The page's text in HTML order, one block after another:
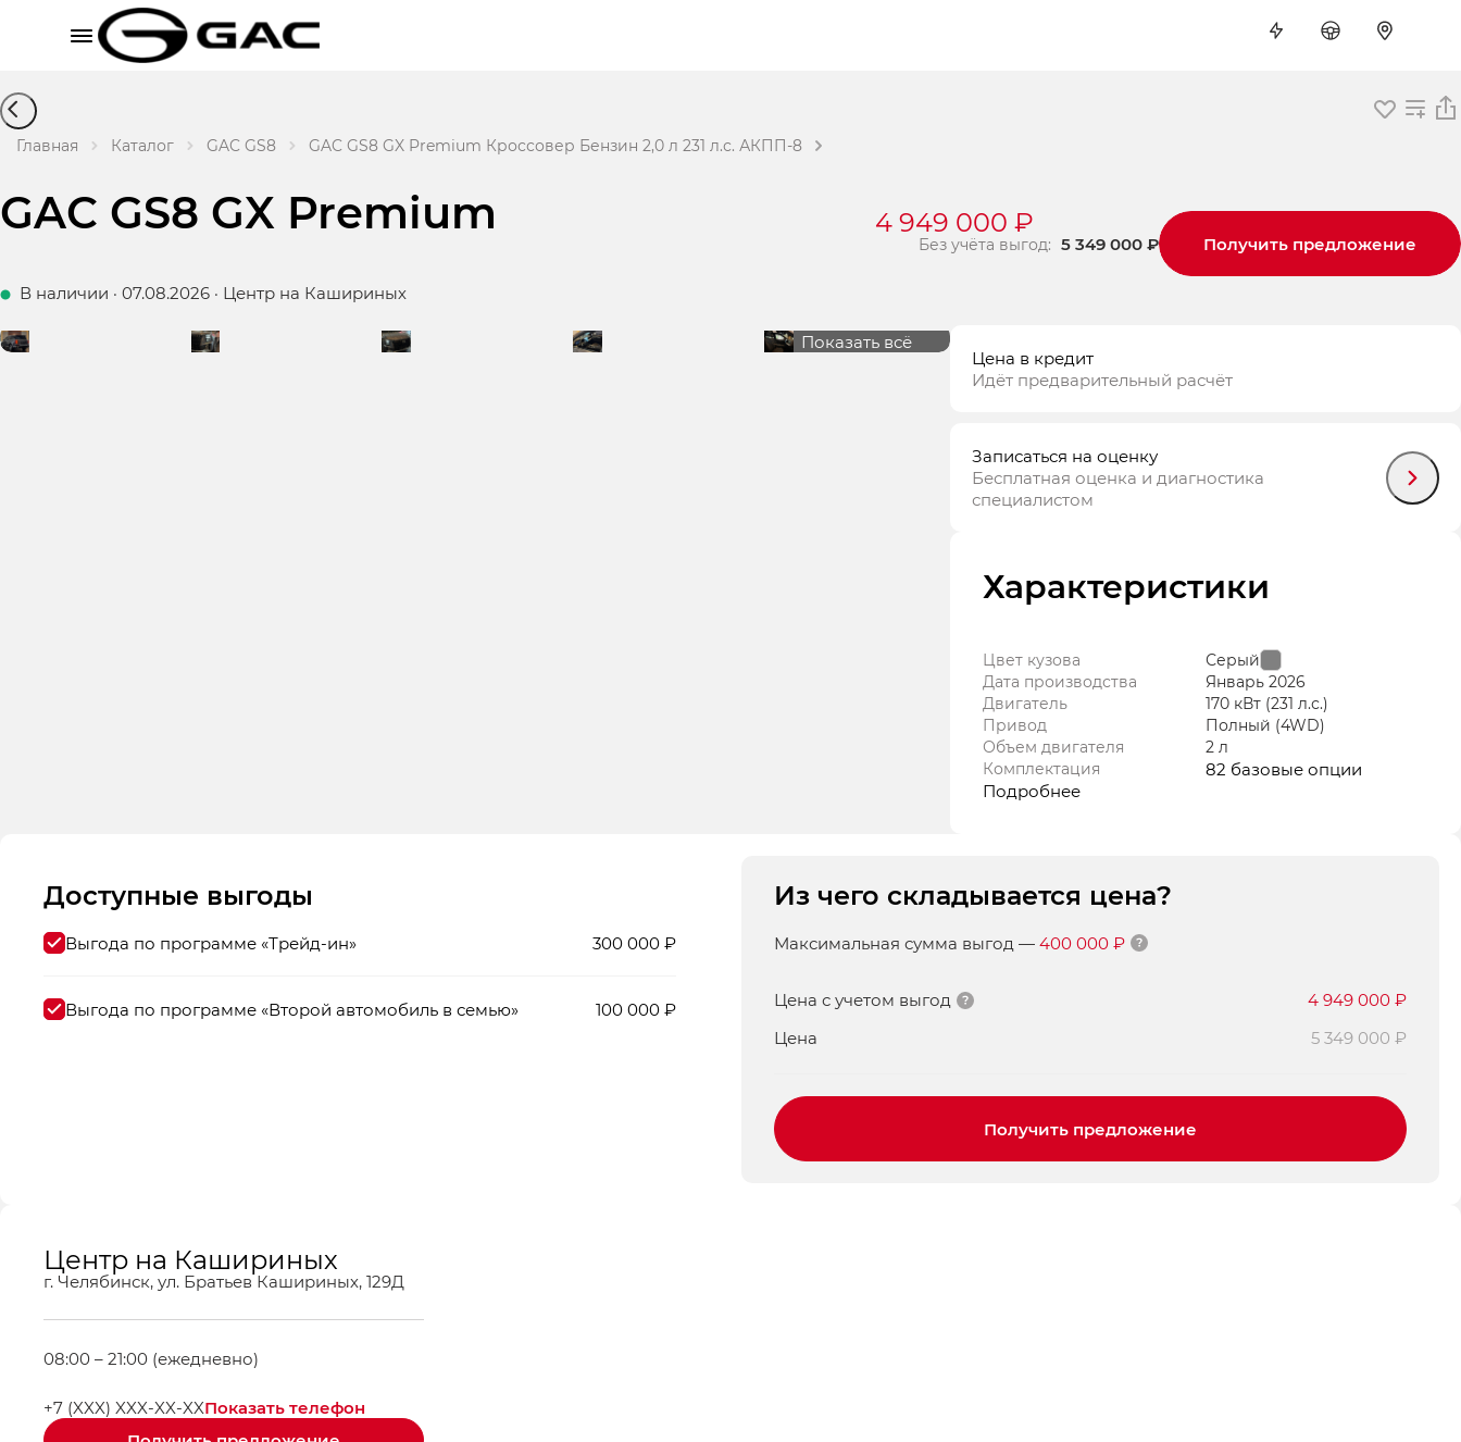
Главная Каталог GAC GS8 GAC GS8 GX Premium Кроссовер Бензин 2,0 л 231 л.с. АКПП-8
GAC GS8 GX Premium
В наличии · 07.08.2026 · Центр на Кашириных
4 949 000 ₽
Без учёта выгод: 5 349 000 ₽ Получить предложение
Показать всё
Цена в кредит
Идёт предварительный расчёт
Записаться на оценку
Бесплатная оценка и диагностика
специалистом
Характеристики
Цвет кузова
Серый
Дата производства
Январь 2026
Двигатель
170 кВт(231 л.с.)
Привод
Полный (4WD)
Объем двигателя
2 л
Комплектация
82 базовые опции
Подробнее
Доступные выгоды
300 000 ₽
Выгода по программе «Трейд-ин»
100 000 ₽
Выгода по программе «Второй автомобиль в семью»
Из чего складывается цена?
Максимальная сумма выгод — 400 000 ₽
Цена с учетом выгод
4 949 000 ₽
Цена
5 349 000 ₽
Получить предложение
Центр на Кашириных
г. Челябинск, ул. Братьев Кашириных, 129Д
08:00 – 21:00 (ежедневно)
Показать телефон
+7 (XXX) XXX-XX-XX